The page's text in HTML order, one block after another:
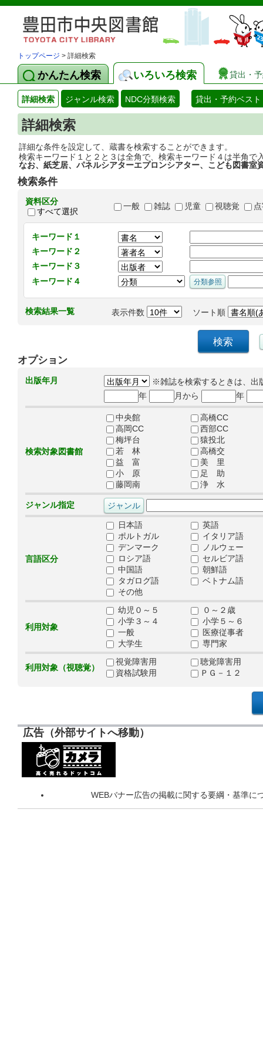
トップページ > 詳細検索
かんたん検索 いろいろ検索 貸出・
詳細検索 ジャンル検索 NDC分類検索 貸出・予約ベスト
詳細検索
詳細な条件を設定して、蔵書を検索することができます。
検索キーワード１と２と３は全角で、検索キーワード４は半角で
なお、紙芝居、パネルシアターエプロンシアター、こども図書室
検索条件
資料区分
すべて選択
一般 雑誌 児童 視聴覚
キーワード１
キーワード２
キーワード３
キーワード４
検索結果一覧 表示件数 ソート順
オプション
出版年月
※雑誌を検索するときは、出
年
月から 年
検索対象図書館
中央館
高橋CC
高岡CC
西部CC
梅坪台
猿投北
若 林
高橋交
益 富
美 里
小 原
足 助
藤岡南
浄 水
ジャンル指定
言語区分
日本語
英語
ポルトガル
イタリア語
デンマーク
ノルウェー
ロシア語
セルビア語
中国語
朝鮮語
タガログ語
ベトナム語
その他
利用対象
幼児０～５
０～２歳
小学３～４
小学５～６
一般
医療従事者
大学生
専門家
利用対象（視聴覚）
視覚障害用
聴覚障害用
資格試験用
ＰＧ－１２
広告（外部サイトへ移動）
WEBバナー広告の掲載に関する要綱・基準に